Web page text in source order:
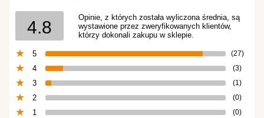
4.8
Opinie, z których została wyliczona średnia, są
wystawione przez zweryfikowanych klientów,
którzy dokonali zakupu w sklepie.
5 (27)
4 (3)
3 (1)
2 (0)
1 (0)